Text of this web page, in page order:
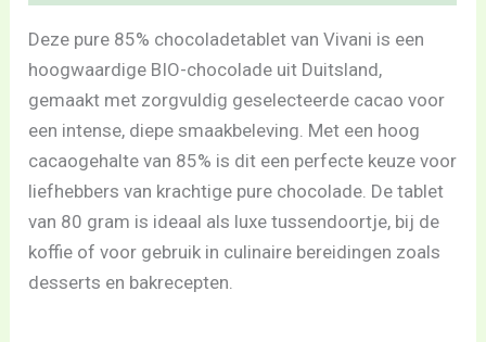
Deze pure 85% chocoladetablet van Vivani is een
hoogwaardige BIO-chocolade uit Duitsland,
gemaakt met zorgvuldig geselecteerde cacao voor
een intense, diepe smaakbeleving. Met een hoog
cacao­gehalte van 85% is dit een perfecte keuze voor
liefhebbers van krachtige pure chocolade. De tablet
van 80 gram is ideaal als luxe tussendoortje, bij de
koffie of voor gebruik in culinaire bereidingen zoals
desserts en bakrecepten.